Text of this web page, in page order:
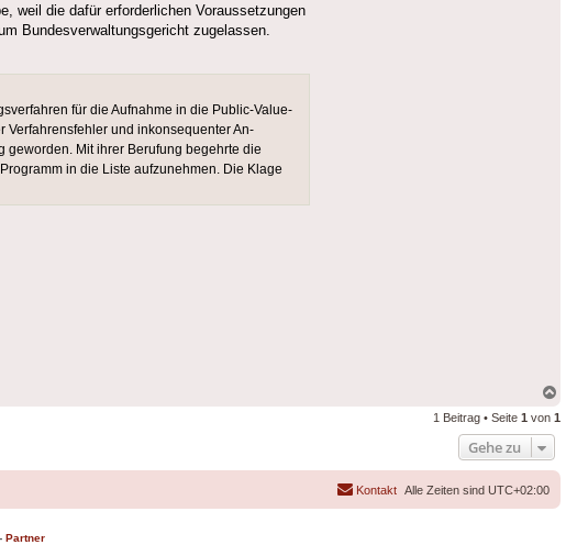
weil die dafür erforderlichen Voraussetzungen
Bundesverwaltungsgericht zugelassen.
für die Aufnahme in die Public-Value-
Verfahrensfehler und inkonsequenter An­
geworden. Mit ihrer Beru­fung begehrte die
in die Liste aufzunehmen. Die Klage
1 Beitrag • Seite 1 von 1
Gehe zu
Alle Zeiten sind UTC+02:00
Kontakt
- Partner